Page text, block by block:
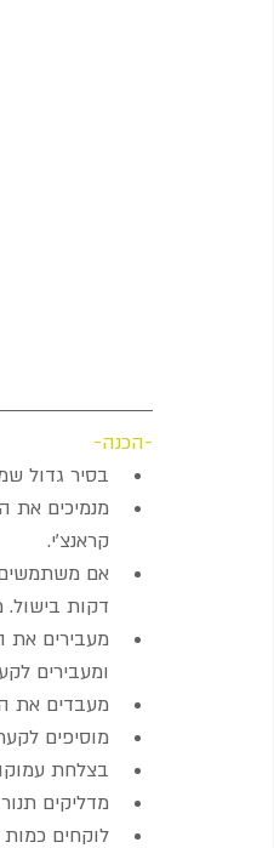
-הכנה-
בסיר גדול
מנמיכים את
קראנצ'י.
דקות בישול.
מעבירים את
ומעבירים
מעבדים את
מוסיפים
בצלחת
מדליקים תנור ל-160 מעלות  ומרפדים תבנית
לוקחים כמות